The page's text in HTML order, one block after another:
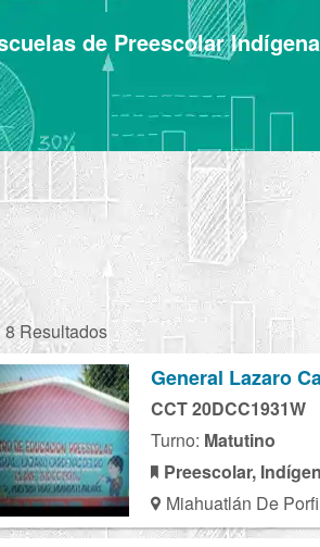
de Preescolar
8 Resultados
General Lazaro
CCT 20DCC1931W
Turno: Matutino
Preescolar,
Miahuatlán De